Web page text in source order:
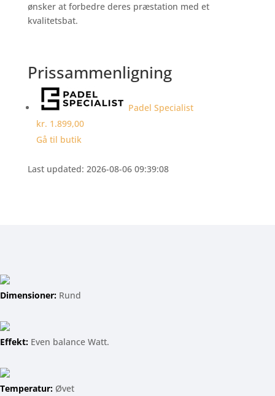
ønsker at forbedre deres præstation med et
kvalitetsbat.
Prissammenligning
Padel Specialist
kr. 1.899,00
Gå til butik
Last updated: 2026-08-06 09:39:08
Dimensioner: Rund
Effekt: Even balance Watt.
Temperatur: Øvet